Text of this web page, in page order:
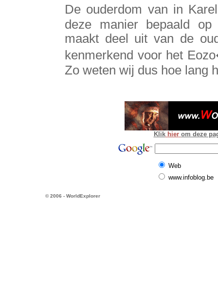
De ouderdom van in
deze manier bepaald
maakt deel uit van de
kenmerkend voor het
Zo weten wij dus hoe lang
Klik hier om deze
Web
www.infoblog.be
© 2006 - WorldExplorer